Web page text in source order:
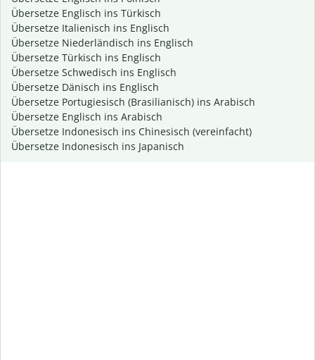
Übersetze Englisch ins Türkisch
Übersetze Italienisch ins Englisch
Übersetze Niederländisch ins Englisch
Übersetze Türkisch ins Englisch
Übersetze Schwedisch ins Englisch
Übersetze Dänisch ins Englisch
Übersetze Portugiesisch (Brasilianisch) ins Arabisch
Übersetze Englisch ins Arabisch
Übersetze Indonesisch ins Chinesisch (vereinfacht)
Übersetze Indonesisch ins Japanisch